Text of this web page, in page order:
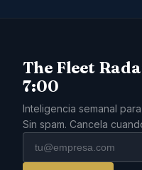
The Fleet
7:00
Inteligencia semanal
Sin spam. Cancela